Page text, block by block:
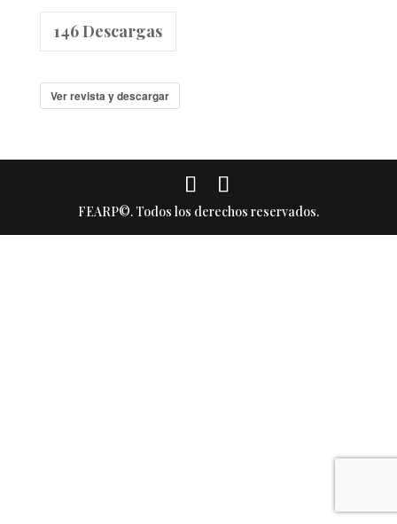
146Descargas
Ver revista y descargar
FEARP©. Todos los derechos reservados.